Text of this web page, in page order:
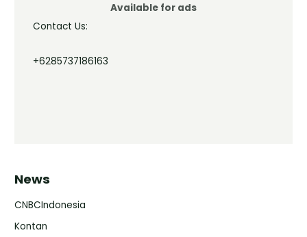
Available for ads
Contact Us:
+6285737186163
News
CNBCIndonesia
Kontan